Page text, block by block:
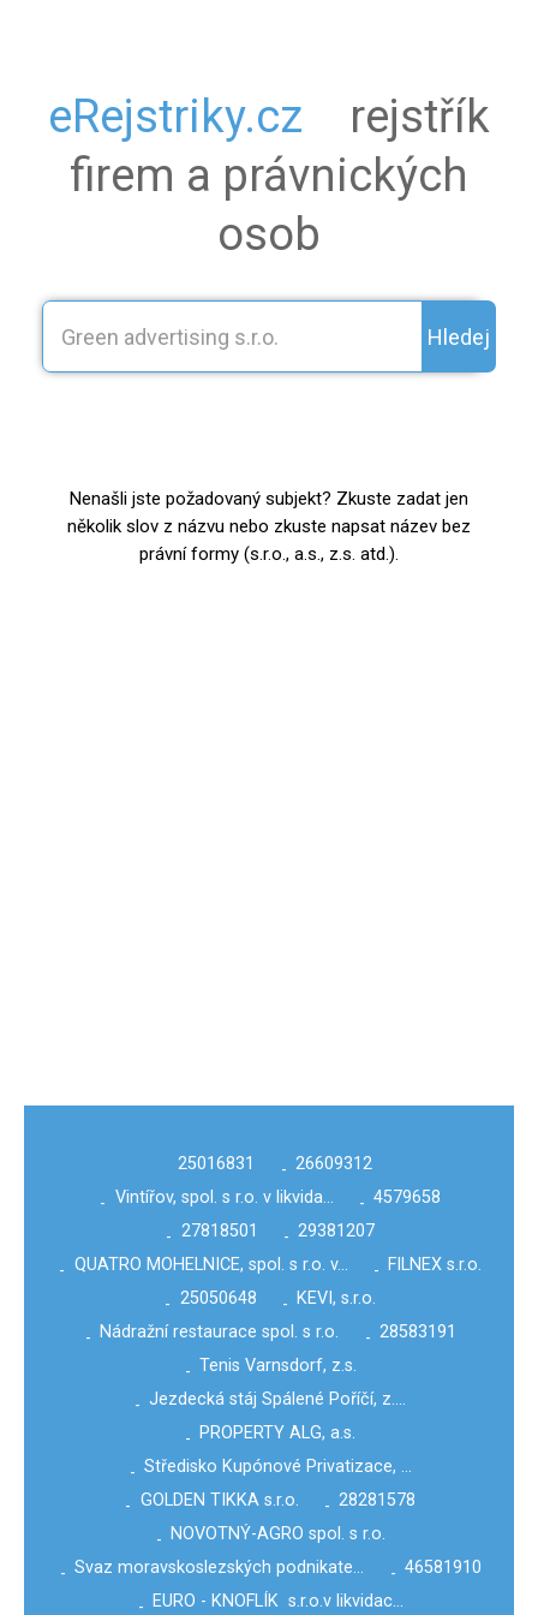
eRejstriky.cz
rejstřík
firem a právnických
osob
Hledej
Nenašli jste požadovaný subjekt? Zkuste zadat jen
několik slov z názvu nebo zkuste napsat název bez
právní formy (s.r.o., a.s., z.s. atd.).
25016831 - 26609312
- Vintířov, spol. s r.o. v likvida… - 4579658
- 27818501 - 29381207
- QUATRO MOHELNICE, spol. s r.o. v… - FILNEX s.r.o.
- 25050648 - KEVI, s.r.o.
- Nádražní restaurace spol. s r.o. - 28583191
- Tenis Varnsdorf, z.s.
- Jezdecká stáj Spálené Poříčí, z.…
- PROPERTY ALG, a.s.
- Středisko Kupónové Privatizace, …
- GOLDEN TIKKA s.r.o. - 28281578
- NOVOTNÝ-AGRO spol. s r.o.
- Svaz moravskoslezských podnikate… - 46581910
- EURO - KNOFLÍK s.r.o.v likvidac…